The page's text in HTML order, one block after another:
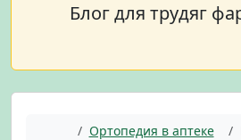
Блог для трудяг
ГлавнаяОртопедия в аптеке